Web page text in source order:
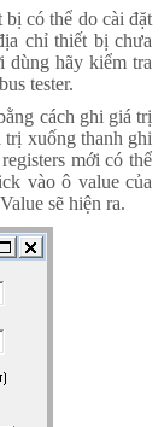
có thể do cài đặt
chỉ thiết bị chưa
dùng hãy kiểm tra
tester.
cách ghi giá trị
xuống thanh ghi
mới có thể
vào ô value của
sẽ hiện ra.